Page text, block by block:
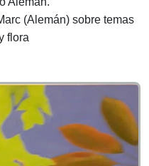
(Alemán) sobre temas
flora